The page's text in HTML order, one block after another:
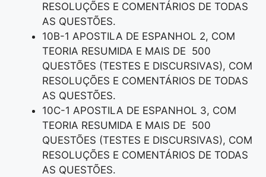
RESOLUÇÕES E COMENTÁRIOS DE TODAS
AS QUESTÕES.
10B-1 APOSTILA DE ESPANHOL 2, COM
TEORIA RESUMIDA E MAIS DE 500
QUESTÕES (TESTES E DISCURSIVAS), COM
RESOLUÇÕES E COMENTÁRIOS DE TODAS
AS QUESTÕES.
10C-1 APOSTILA DE ESPANHOL 3, COM
TEORIA RESUMIDA E MAIS DE 500
QUESTÕES (TESTES E DISCURSIVAS), COM
RESOLUÇÕES E COMENTÁRIOS DE TODAS
AS QUESTÕES.